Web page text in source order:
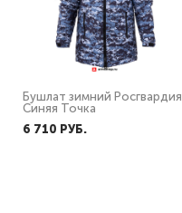
Бушлат зимний Росгвардия
Синяя Точка
6 710 PУБ.